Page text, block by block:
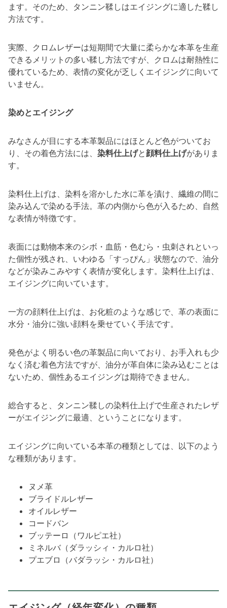
ます。そのため、タンニン鞣しはエイジングに適した鞣し
方法です。
実際、クロムレザーは短期間で大量に柔らかな本革を生産
できるメリットの多い鞣し方法ですが、クロムは耐熱性に
優れているため、表情の変化が乏しくエイジングに向いて
いません。
染めとエイジング
みなさんが目にする本革製品にはほとんど色がついてお
り、その着色方法には、 染料仕上げと 顔料仕上げがありま
す。
染料仕上げは、染料を溶かした水に革を漬け、繊維の間に
染み込んで染める手法。革の内側から色が入るため、自然
な表情が特徴です。
表面には動物本来のシボ・血筋・色むら・虫刺されといっ
た個性が残され、いわゆる「すっぴん」状態なので、油分
などが染みこみやすく表情が変化します。染料仕上げは、
エイジングに向いています。
一方の顔料仕上げは、お化粧のような感じで、革の表面に
水分・油分に強い顔料を乗せていく手法です。
発色がよく明るい色の革製品に向いており、お手入れも少
なく済む着色方法ですが、油分が革自体に染み込むことは
ないため、個性あるエイジングは期待できません。
総合すると、タンニン鞣しの染料仕上げで生産されたレザ
ーがエイジングに最適、ということになります。
エイジングに向いている本革の種類としては、以下のよう
な種類があります。
ヌメ革
ブライドルレザー
オイルレザー
コードバン
ブッテーロ（ワルピエ社）
ミネルバ（ダラッシィ・カルロ社）
プエブロ（バダラッシ・カルロ社）